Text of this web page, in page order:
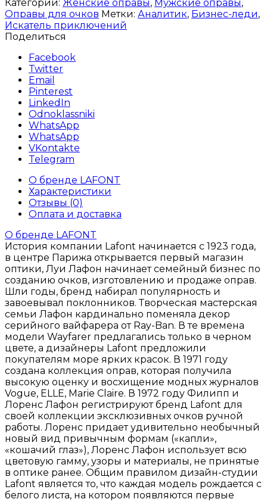
Категории: Женские оправы, Мужские оправы,
Оправы для очков Метки: Аналитик, Бизнес-леди,
Искатель приключений
Поделиться
Facebook
Twitter
Email
Pinterest
LinkedIn
Odnoklassniki
WhatsApp
WhatsApp
VKontakte
Telegram
О бренде LAFONT
Характеристики
Отзывы (0)
Оплата и доставка
О бренде LAFONT
История компании Lafont начинается с 1923 года,
в центре Парижа открывается первый магазин
оптики, Луи Лафон начинает семейный бизнес по
созданию очков, изготовлению и продаже оправ.
Шли годы, бренд набирал популярность и
завоевывал поклонников. Творческая мастерская
семьи Лафон кардинально поменяла декор
серийного вайфарера от Ray-Ban. В те времена
модели Wayfarer предлагались только в черном
цвете, а дизайнеры Lafont предложили
покупателям море ярких красок. В 1971 году
создана коллекция оправ, которая получила
высокую оценку и восхищение модных журналов
Vogue, ELLE, Marie Claire. В 1972 году Филипп и
Лоренс Лафон регистрируют бренд Lafont для
своей коллекции эксклюзивных очков ручной
работы. Лоренс придает удивительно необычный
новый вид привычным формам («капли»,
«кошачий глаз»), Лоренс Лафон использует всю
цветовую гамму, узоры и материалы, не принятые
в оптике ранее. Общим правилом дизайн-студии
Lafont является то, что каждая модель рождается с
белого листа, на котором появляются первые